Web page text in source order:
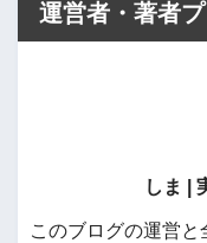
運営者・著者
しま |
このブログの運営